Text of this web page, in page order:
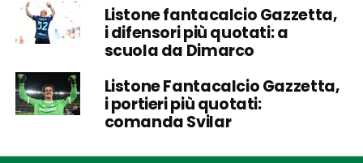
Listone fantacalcio Gazzetta,
i difensori più quotati: a
scuola da Dimarco
Listone Fantacalcio Gazzetta,
i portieri più quotati:
comanda Svilar